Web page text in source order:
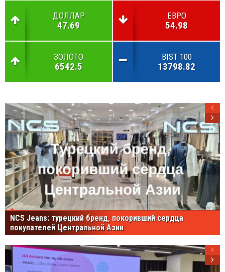
ДОЛЛАР
47.69
ЕВРО
54.98
ЗОЛОТО
6542.5
BIST 100
13798.82
NCS Jeans: турецкий бренд, покоривший сердца
покупателей Центральной Азии